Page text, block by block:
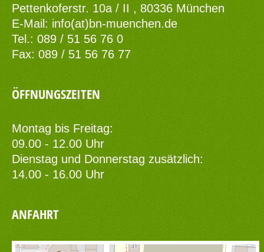
Pettenkoferstr. 10a / II , 80336 München
E-Mail: info(at)bn-muenchen.de
Tel.: 089 / 51 56 76 0
Fax: 089 / 51 56 76 77
ÖFFNUNGSZEITEN
Montag bis Freitag:
09.00 - 12.00 Uhr
Dienstag und Donnerstag zusätzlich:
14.00 - 16.00 Uhr
ANFAHRT